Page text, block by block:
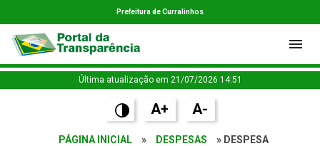
Prefeitura de Curralinhos
Última atualização em 21/07/2026 14:51
A+ A-
PÁGINA INICIAL » DESPESAS » DESPESA